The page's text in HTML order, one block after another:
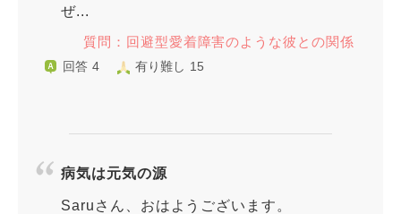
ぜ...
質問：回避型愛着障害のような彼との関係
回答 4 有り難し 15
病気は元気の源
Saruさん、おはようございます。